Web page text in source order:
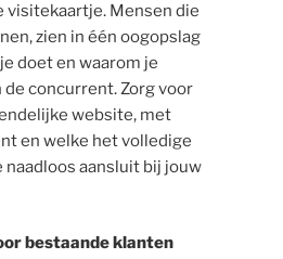
visitekaartje. Mensen die
zien in één oogopslag
doet en waarom je
de concurrent. Zorg voor
website, met
en welke het volledige
aansluit bij jouw
bestaande klanten